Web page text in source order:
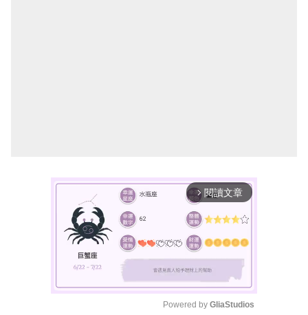
arrow_forward_ios 閱讀文章
Powered by GliaStudios